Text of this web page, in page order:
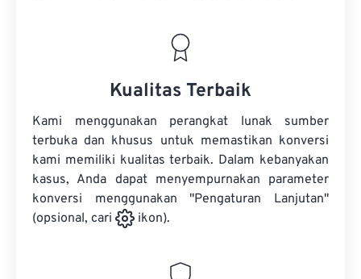
Kualitas Terbaik
Kami menggunakan perangkat lunak sumber
terbuka dan khusus untuk memastikan konversi
kami memiliki kualitas terbaik. Dalam kebanyakan
kasus, Anda dapat menyempurnakan parameter
konversi menggunakan "Pengaturan Lanjutan"
(opsional, cari
ikon).